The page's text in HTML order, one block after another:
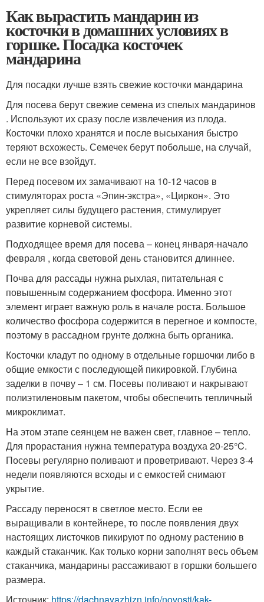
Как вырастить мандарин из
косточки в домашних условиях в
горшке. Посадка косточек
мандарина
Для посадки лучше взять свежие косточки мандарина
Для посева берут свежие семена из спелых мандаринов
. Используют их сразу после извлечения из плода.
Косточки плохо хранятся и после высыхания быстро
теряют всхожесть. Семечек берут побольше, на случай,
если не все взойдут.
Перед посевом их замачивают на 10-12 часов в
стимуляторах роста «Эпин-экстра», «Циркон». Это
укрепляет силы будущего растения, стимулирует
развитие корневой системы.
Подходящее время для посева – конец января-начало
февраля , когда световой день становится длиннее.
Почва для рассады нужна рыхлая, питательная с
повышенным содержанием фосфора. Именно этот
элемент играет важную роль в начале роста. Большое
количество фосфора содержится в перегное и компосте,
поэтому в рассадном грунте должна быть органика.
Косточки кладут по одному в отдельные горшочки либо в
общие емкости с последующей пикировкой. Глубина
заделки в почву – 1 см. Посевы поливают и накрывают
полиэтиленовым пакетом, чтобы обеспечить тепличный
микроклимат.
На этом этапе сеянцем не важен свет, главное – тепло.
Для прорастания нужна температура воздуха 20-25°C.
Посевы регулярно поливают и проветривают. Через 3-4
недели появляются всходы и с емкостей снимают
укрытие.
Рассаду переносят в светлое место. Если ее
выращивали в контейнере, то после появления двух
настоящих листочков пикируют по одному растению в
каждый стаканчик. Как только корни заполнят весь объем
стаканчика, мандарины рассаживают в горшки большего
размера.